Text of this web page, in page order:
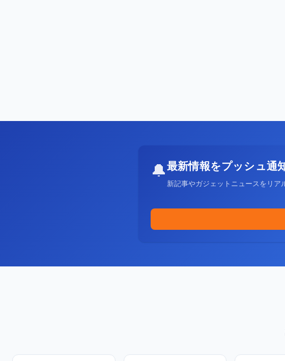
🔔最新情報をプッシュ通
新記事やガジェットニュースをリア